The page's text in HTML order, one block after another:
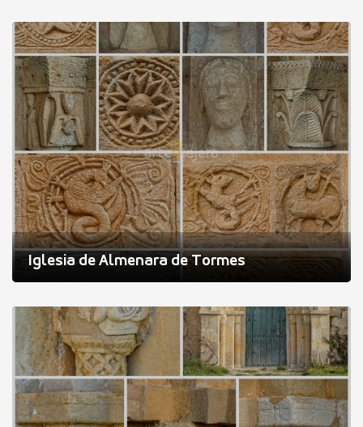
Iglesia de Almenara de Tormes